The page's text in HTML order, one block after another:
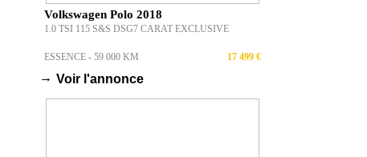
Volkswagen Polo 2018
1.0 TSI 115 S&S DSG7 CARAT EXCLUSIVE
ESSENCE - 59 000 KM 17 499 €
→ Voir l'annonce